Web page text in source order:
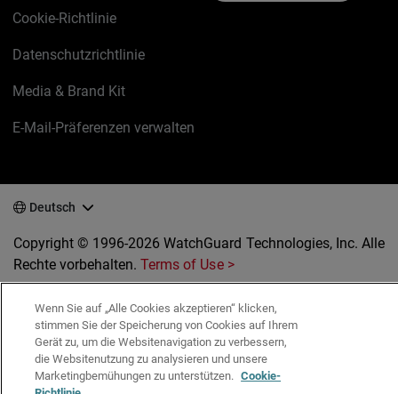
Cookie-Richtlinie
Datenschutzrichtlinie
Media & Brand Kit
E-Mail-Präferenzen verwalten
Deutsch
Copyright © 1996-2026 WatchGuard Technologies, Inc. Alle
Rechte vorbehalten.Terms of Use >
Wenn Sie auf „Alle Cookies akzeptieren“ klicken,
stimmen Sie der Speicherung von Cookies auf Ihrem
Gerät zu, um die Websitenavigation zu verbessern,
die Websitenutzung zu analysieren und unsere
Marketingbemühungen zu unterstützen. Cookie-